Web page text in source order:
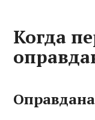
Когда
Оправдана